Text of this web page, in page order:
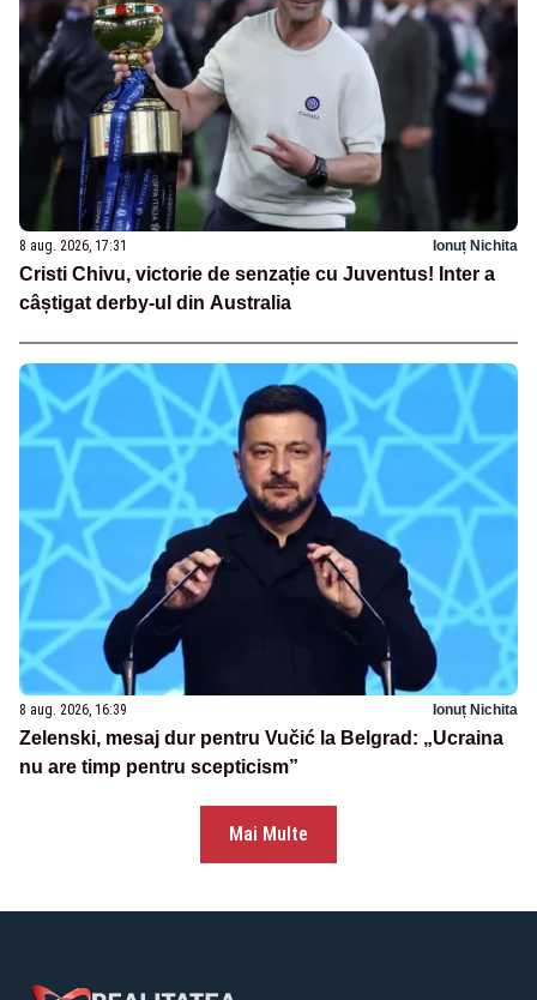
8 aug. 2026, 17:31 Ionuț Nichita
Cristi Chivu, victorie de senzație cu Juventus! Inter a
câștigat derby-ul din Australia
8 aug. 2026, 16:39 Ionuț Nichita
Zelenski, mesaj dur pentru Vučić la Belgrad: „Ucraina
nu are timp pentru scepticism”
Mai Multe